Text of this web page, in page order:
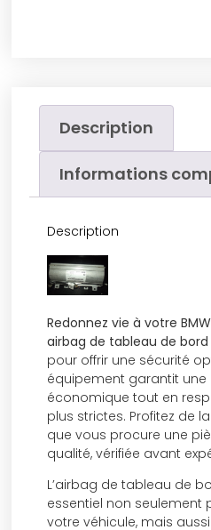
Description
Informations
Description
Redonnez vie à votre
airbag de tableau de bord
pour offrir une sécurité
équipement garantit une
économique tout en
plus strictes. Profitez de
que vous procure une
qualité, vérifiée avant
L’airbag de tableau de
essentiel non seulement
votre véhicule, mais